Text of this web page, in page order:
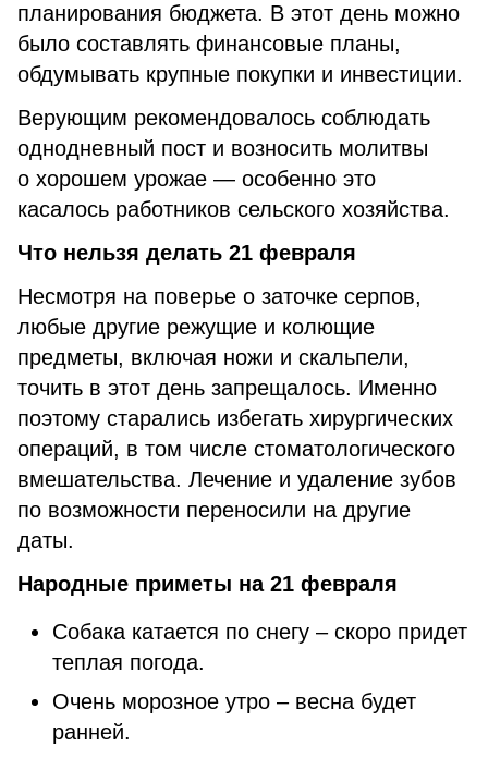
планирования бюджета. В этот день можно
было составлять финансовые планы,
обдумывать крупные покупки и инвестиции.
Верующим рекомендовалось соблюдать
однодневный пост и возносить молитвы
о хорошем урожае — особенно это
касалось работников сельского хозяйства.
Что нельзя делать 21 февраля
Несмотря на поверье о заточке серпов,
любые другие режущие и колющие
предметы, включая ножи и скальпели,
точить в этот день запрещалось. Именно
поэтому старались избегать хирургических
операций, в том числе стоматологического
вмешательства. Лечение и удаление зубов
по возможности переносили на другие
даты.
Народные приметы на 21 февраля
Собака катается по снегу – скоро придет
теплая погода.
Очень морозное утро – весна будет
ранней.